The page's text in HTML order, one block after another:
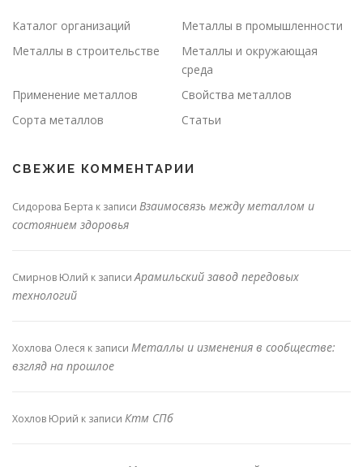
Каталог организаций
Металлы в промышленности
Металлы в строительстве
Металлы и окружающая
среда
Применение металлов
Свойства металлов
Сорта металлов
Статьи
СВЕЖИЕ КОММЕНТАРИИ
Сидорова Берта к записи Взаимосвязь между металлом и
состоянием здоровья
Смирнов Юлий к записиАрамильский завод передовых
технологий
Хохлова Олеся к записи Металлы и изменения в сообществе:
взгляд на прошлое
Хохлов Юрий к записи Ктм СПб